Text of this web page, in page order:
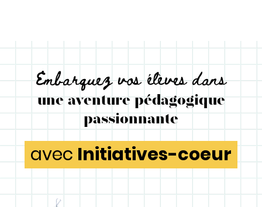
Embarquez vos élèves dans
une aventure pédagogique
passionnante
avec Initiatives-coeur